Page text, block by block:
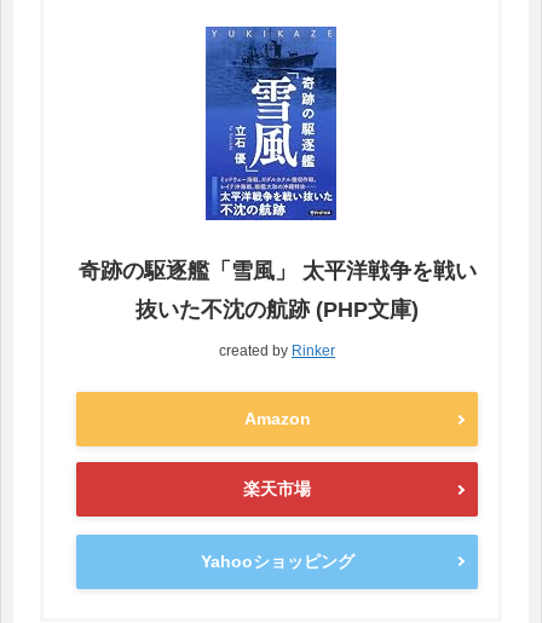
奇跡の駆逐艦「雪風」 太平洋戦争を戦い
抜いた不沈の航跡 (PHP文庫)
created by Rinker
Amazon
楽天市場
Yahooショッピング